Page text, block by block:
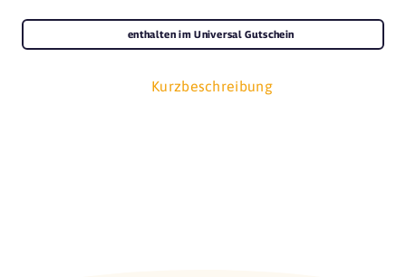
Kurzbeschreibung
enthalten im Universal Gutschein